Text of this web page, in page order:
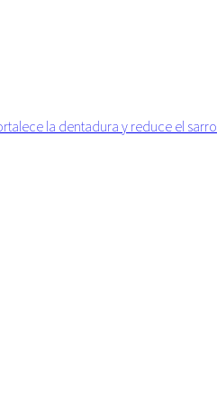
la dentadura y reduce el sarro